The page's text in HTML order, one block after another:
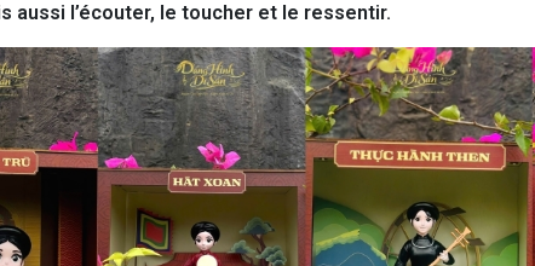
aussi l’écouter, le toucher et le ressentir.